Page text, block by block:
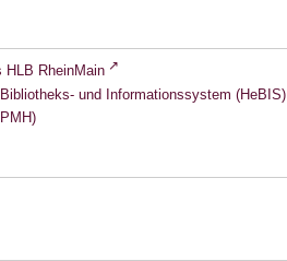
HLB RheinMain
und Informationssystem (HeBIS)